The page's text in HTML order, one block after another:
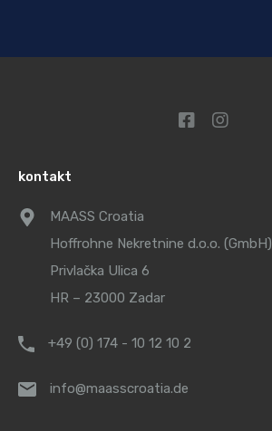
kontakt
MAASS Croatia
Hoffrohne Nekretnine d.o.o. (GmbH)
Privlačka Ulica 6
HR – 23000 Zadar
+49 (0) 174 - 10 12 10 2
info@maasscroatia.de